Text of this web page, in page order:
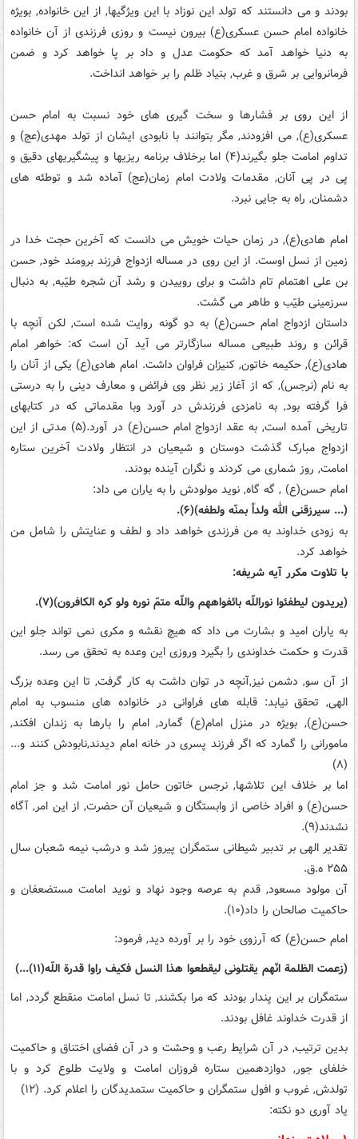
بودند و می دانستند که تولد این نوزاد با این ویژگیها, از این خانواده, بویژه
خانواده امام حسن عسکری(ع) بیرون نیست و روزی فرزندی از آن خانواده
به دنیا خواهد آمد که حکومت عدل و داد بر پا خواهد کرد و ضمن
فرمانروایی بر شرق و غرب, بنیاد ظلم را بر خواهد انداخت.
از این روی بر فشارها و سخت گیری های خود نسبت به امام حسن
عسکری(ع), می افزودند, مگر بتوانند با نابودی ایشان از تولد مهدی(عج) و
تداوم امامت جلو بگیرند(۴) اما برخلاف برنامه ریزیها و پیشگیریهای دقیق و
پی در پی آنان, مقدمات ولادت امام زمان(عج) آماده شد و توطئه های
دشمنان, راه به جایی نبرد.
امام هادی(ع), در زمان حیات خویش می دانست که آخرین حجت خدا در
زمین از نسل اوست. از این روی در مساله ازدواج فرزند برومند خود, حسن
بن علی اهتمام تام داشت و برای روییدن و رشد آن شجره طیّبه, به دنبال
سرزمینی طیّب و طاهر می گشت.
داستان ازدواج امام حسن(ع) به دو گونه روایت شده است, لکن آنچه با
قرائن و روند طبیعی مساله سازگارتر می آید آن است که: خواهر امام
هادی(ع), حکیمه خاتون, کنیزان فراوان داشت. امام هادی(ع) یکی از آنان را
به نام (نرجس), که از آغاز زیر نظر وی فرائض و معارف دینی را به درستی
فرا گرفته بود, به نامزدی فرزندش در آورد وبا مقدماتی که در کتابهای
تاریخی آمده است, به عقد ازدواج امام حسن(ع) در آورد.(۵) مدتی از این
ازدواج مبارک گذشت دوستان و شیعیان در انتظار ولادت آخرین ستاره
امامت, روز شماری می کردند و نگران آینده بودند.
امام حسن(ع) , گه گاه, نوید مولودش را به یاران می داد:
(... سیرزقنی الله ولداً بمنّه ولطفه)(۶).
به زودی خداوند به من فرزندی خواهد داد و لطف و عنایتش را شامل من
خواهد کرد.
با تلاوت مکرر آیه شریفه:
(یریدون لیطفئوا نوراللّه بائفواههم واللّه متمّ نوره ولو کره الکافرون)(۷).
به یاران امید و بشارت می داد که هیچ نقشه و مکری نمی تواند جلو این
قدرت و حکمت خداوندی را بگیرد وروزی این وعده به تحقق می رسد.
از آن سو, دشمن نیز,آنچه در توان داشت به کار گرفت, تا این وعده بزرگ
الهی, تحقق نیابد: قابله های فراوانی در خانواده های منسوب به امام
حسن(ع), بویژه در منزل امام(ع) گمارد, امام را بارها به زندان افکند,
مامورانی را گمارد که اگر فرزند پسری در خانه امام دیدند,نابودش کنند و...
(۸)
اما بر خلاف این تلاشها, نرجس خاتون حامل نور امامت شد و جز امام
حسن(ع) و افراد خاصی از وابستگان و شیعیان آن حضرت, از این امر, آگاه
نشدند(۹).
تقدیر الهی بر تدبیر شیطانی ستمگران پیروز شد و درشب نیمه شعبان سال
۲۵۵ ه.ق.
آن مولود مسعود, قدم به عرصه وجود نهاد و نوید امامت مستضعفان و
حاکمیت صالحان را داد(۱۰).
امام حسن(ع) که آرزوی خود را بر آورده دید, فرمود:
(زعمت الظلمة انّهم یقتلونی لیقطعوا هذا النسل فکیف راوا قدرة اللّه(۱۱)...)
ستمگران بر این پندار بودند که مرا بکشند, تا نسل امامت منقطع گردد, اما
از قدرت خداوند غافل بودند.
بدین ترتیب, در آن شرایط رعب و وحشت و در آن فضای اختناق و حاکمیت
خلفای جور, دوازدهمین ستاره فروزان امامت و ولایت طلوع کرد و با
تولدش, غروب و افول ستمگران و حاکمیت ستمدیدگان را اعلام کرد. (۱۲)
یاد آوری دو نکته: